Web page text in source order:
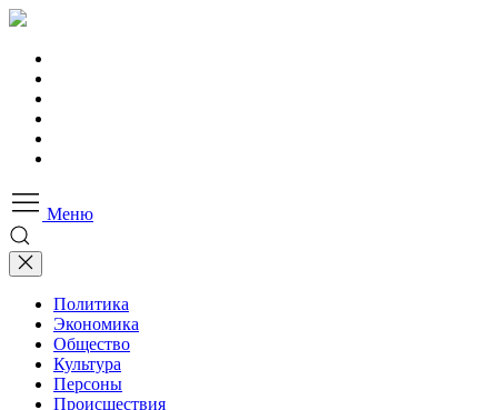
Меню
Политика
Экономика
Общество
Культура
Персоны
Происшествия